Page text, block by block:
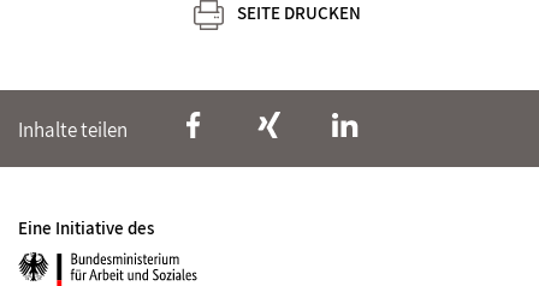
SEITE DRUCKEN
Inhalte teilen
Eine Initiative des